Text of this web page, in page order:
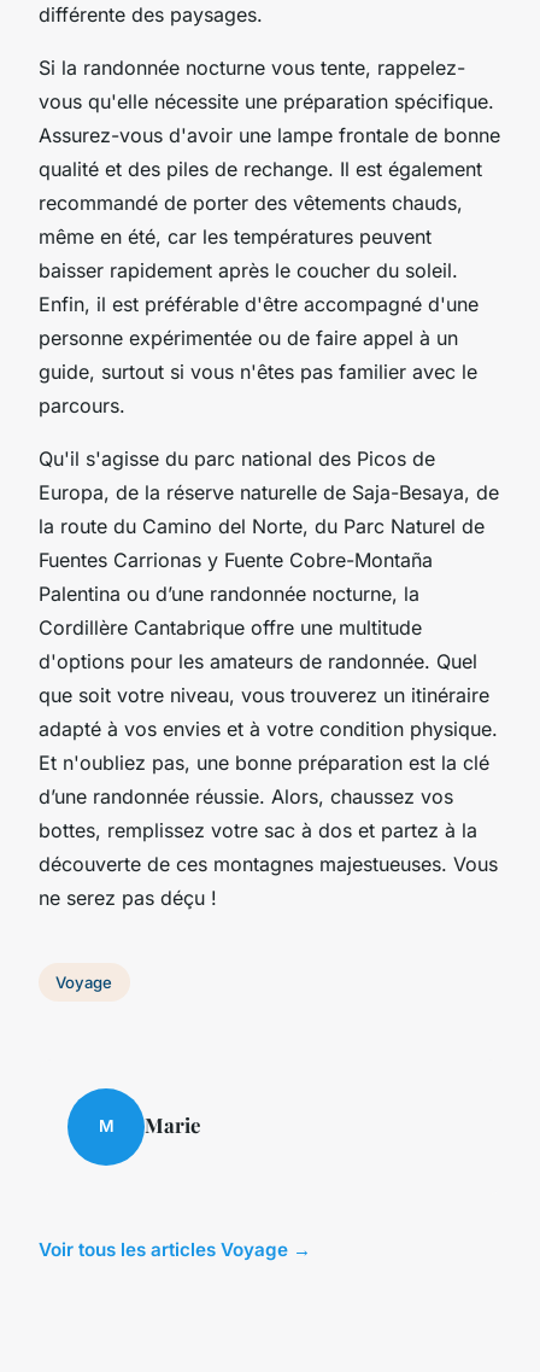
différente des paysages.
Si la randonnée nocturne vous tente, rappelez-
vous qu'elle nécessite une préparation spécifique.
Assurez-vous d'avoir une lampe frontale de bonne
qualité et des piles de rechange. Il est également
recommandé de porter des vêtements chauds,
même en été, car les températures peuvent
baisser rapidement après le coucher du soleil.
Enfin, il est préférable d'être accompagné d'une
personne expérimentée ou de faire appel à un
guide, surtout si vous n'êtes pas familier avec le
parcours.
Qu'il s'agisse du parc national des Picos de
Europa, de la réserve naturelle de Saja-Besaya, de
la route du Camino del Norte, du Parc Naturel de
Fuentes Carrionas y Fuente Cobre-Montaña
Palentina ou d’une randonnée nocturne, la
Cordillère Cantabrique offre une multitude
d'options pour les amateurs de randonnée. Quel
que soit votre niveau, vous trouverez un itinéraire
adapté à vos envies et à votre condition physique.
Et n'oubliez pas, une bonne préparation est la clé
d’une randonnée réussie. Alors, chaussez vos
bottes, remplissez votre sac à dos et partez à la
découverte de ces montagnes majestueuses. Vous
ne serez pas déçu !
Voyage
M Marie
Voir tous les articles Voyage →